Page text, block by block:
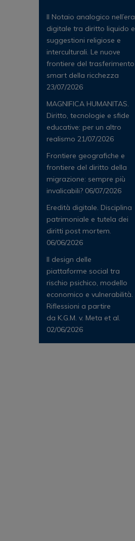
Il Notaio analogico nell’era
digitale tra diritto liquido e
suggestioni religiose e
interculturali. Le nuove
frontiere del trasferimento
smart della ricchezza
23/07/2026
MAGNIFICA HUMANITAS.
Diritto, tecnologie e sfide
educative: per un altro
realismo 21/07/2026
Frontiere geografiche e
frontiere del diritto della
migrazione: sempre più
invalicabili? 06/07/2026
Eredità digitale. Disciplina
patrimoniale e tutela dei
diritti post mortem.
06/06/2026
Il design delle
piattaforme social tra
rischio psichico, modello
economico e vulnerabilità.
Riflessioni a partire
da K.G.M. v. Meta et al.
02/06/2026